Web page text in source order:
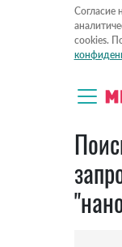
Согласие
cookies.